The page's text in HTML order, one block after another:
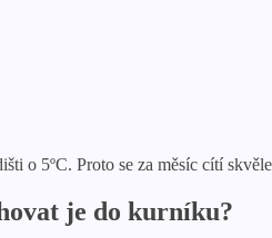
o 5ºC. Proto se za měsíc cítí
je do kurníku?